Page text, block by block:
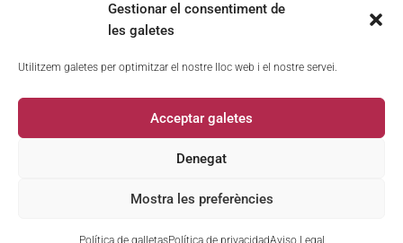
Gestionar el consentiment de
les galetes
Utilitzem galetes per optimitzar el nostre lloc web i el nostre servei.
Acceptar galetes
Denegat
Mostra les preferències
Política de galletasPolítica de privacidadAviso Legal
PID2020-113980GA-I00 (MCIN/AEIUE)